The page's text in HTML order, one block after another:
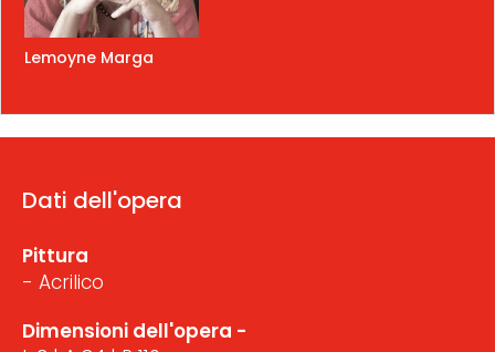
Lemoyne Marga
Dati dell'opera
Pittura
- Acrilico
Dimensioni dell'opera -